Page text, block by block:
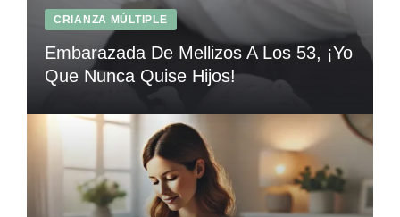
CRIANZA MÚLTIPLE
Embarazada De Mellizos A Los 53, ¡Yo
Que Nunca Quise Hijos!